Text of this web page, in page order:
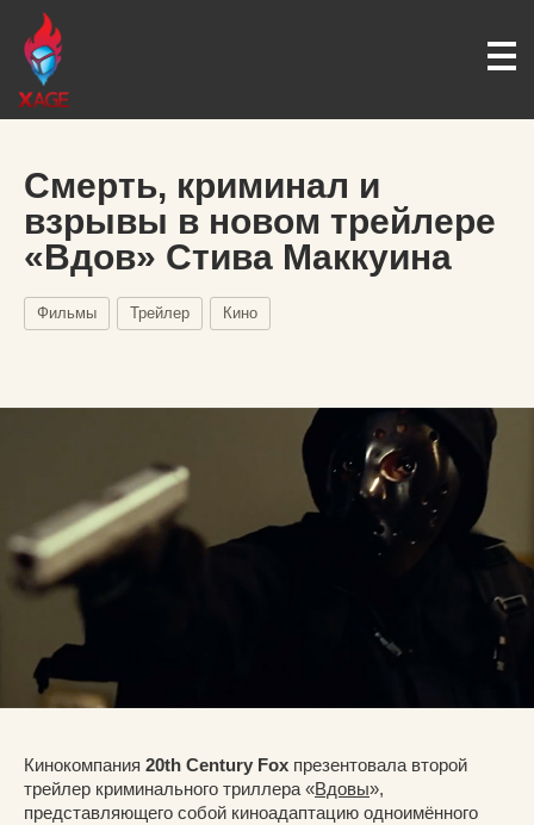
Смерть, криминал и
взрывы в новом трейлере
«Вдов» Стива Маккуина
Фильмы Трейлер Кино
Кинокомпания 20th Century Fox презентовала второй
трейлер криминального триллера «Вдовы»,
представляющего собой киноадаптацию одноимённого